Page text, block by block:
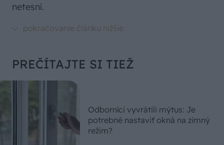
netesní.
PREČÍTAJTE SI TIEŽ
Odborníci vyvrátili mýtus: Je
potrebné nastaviť okná na zimný
režim?